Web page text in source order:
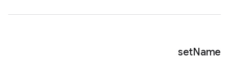
setName